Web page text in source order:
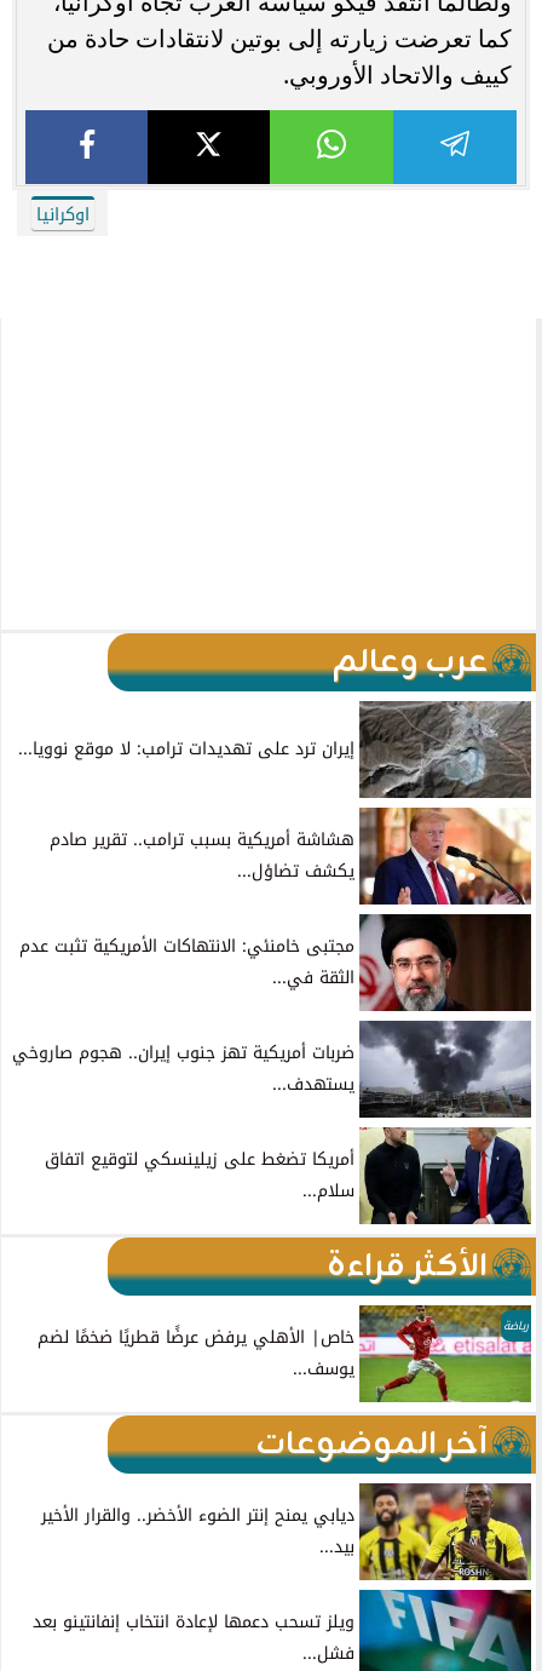
كما تعرضت زيارته إلى بوتين لانتقادات حادة من
كييف والاتحاد الأوروبي.
اوكرانيا
عرب وعالم
إيران ترد على تهديدات ترامب: لا موقع نوويا...
هشاشة أمريكية بسبب ترامب.. تقرير صادم
يكشف تضاؤل...
مجتبى خامنئي: الانتهاكات الأمريكية تثبت عدم
الثقة في...
ضربات أمريكية تهز جنوب إيران.. هجوم صاروخي
يستهدف...
أمريكا تضغط على زيلينسكي لتوقيع اتفاق
سلام...
الأكثر قراءة
رياضة
خاص| الأهلي يرفض عرضًا قطريًا ضخمًا لضم
يوسف...
آخر الموضوعات
ديابي يمنح إنتر الضوء الأخضر.. والقرار الأخير
بيد...
ويلز تسحب دعمها لإعادة انتخاب إنفانتينو بعد
فشل...